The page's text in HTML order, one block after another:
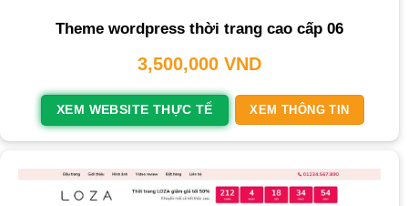
Theme wordpress thời trang cao cấp 06
3,500,000 VND
XEM WEBSITE THỰC TẾ XEM THÔNG TIN